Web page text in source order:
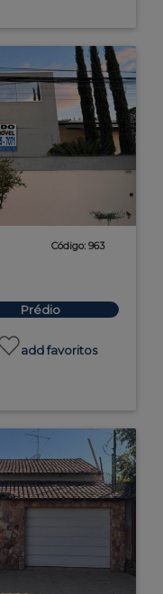
Código: 963
Prédio
add favoritos